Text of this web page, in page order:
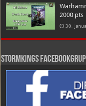
2000 pts
30.
Stormkings